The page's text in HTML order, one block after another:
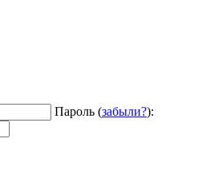
Пароль (забыли?):